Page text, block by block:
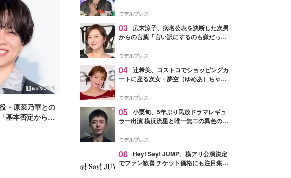
・原菜乃華との
基本否定から入
【5秒で完全犯
「かっこいい」と反響
モデルプレス
03
広末涼子、病名公表を決断した次男
からの言葉「言い訳にするのも嫌だっ
モデルプレス
04 辻希美、コストコでショッピングカ
ートに座る次女・夢空（ゆめあ）ちゃん
ぎ」「成長を感じる」の声
モデルプレス
05 小栗旬、5年ぶり民放ドラマレギュ
ラー出演 横浜流星と唯一無二の異色のバ
モデルプレス
06 Hey! Say! JUMP、横アリ公演決定
でファン歓喜 チケット価格にも注目集ま